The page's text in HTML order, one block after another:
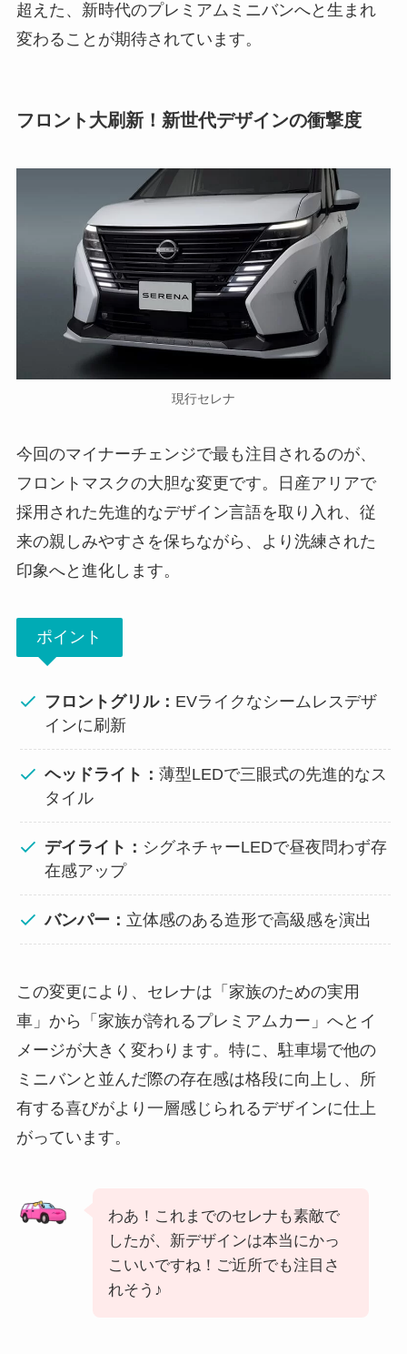
超えた、新時代のプレミアムミニバンへと生まれ
変わることが期待されています。
フロント大刷新！新世代デザインの衝撃度
現行セレナ
今回のマイナーチェンジで最も注目されるのが、
フロントマスクの大胆な変更です。日産アリアで
採用された先進的なデザイン言語を取り入れ、従
来の親しみやすさを保ちながら、より洗練された
印象へと進化します。
ポイント
フロントグリル： EVライクなシームレスデザ
インに刷新
ヘッドライト：薄型LEDで三眼式の先進的なス
タイル
デイライト： シグネチャーLEDで昼夜問わず存
在感アップ
バンパー： 立体感のある造形で高級感を演出
この変更により、セレナは「家族のための実用
車」から「家族が誇れるプレミアムカー」へとイ
メージが大きく変わります。特に、駐車場で他の
ミニバンと並んだ際の存在感は格段に向上し、所
有する喜びがより一層感じられるデザインに仕上
がっています。
わあ！これまでのセレナも素敵で
したが、新デザインは本当にかっ
こいいですね！ご近所でも注目さ
れそう♪